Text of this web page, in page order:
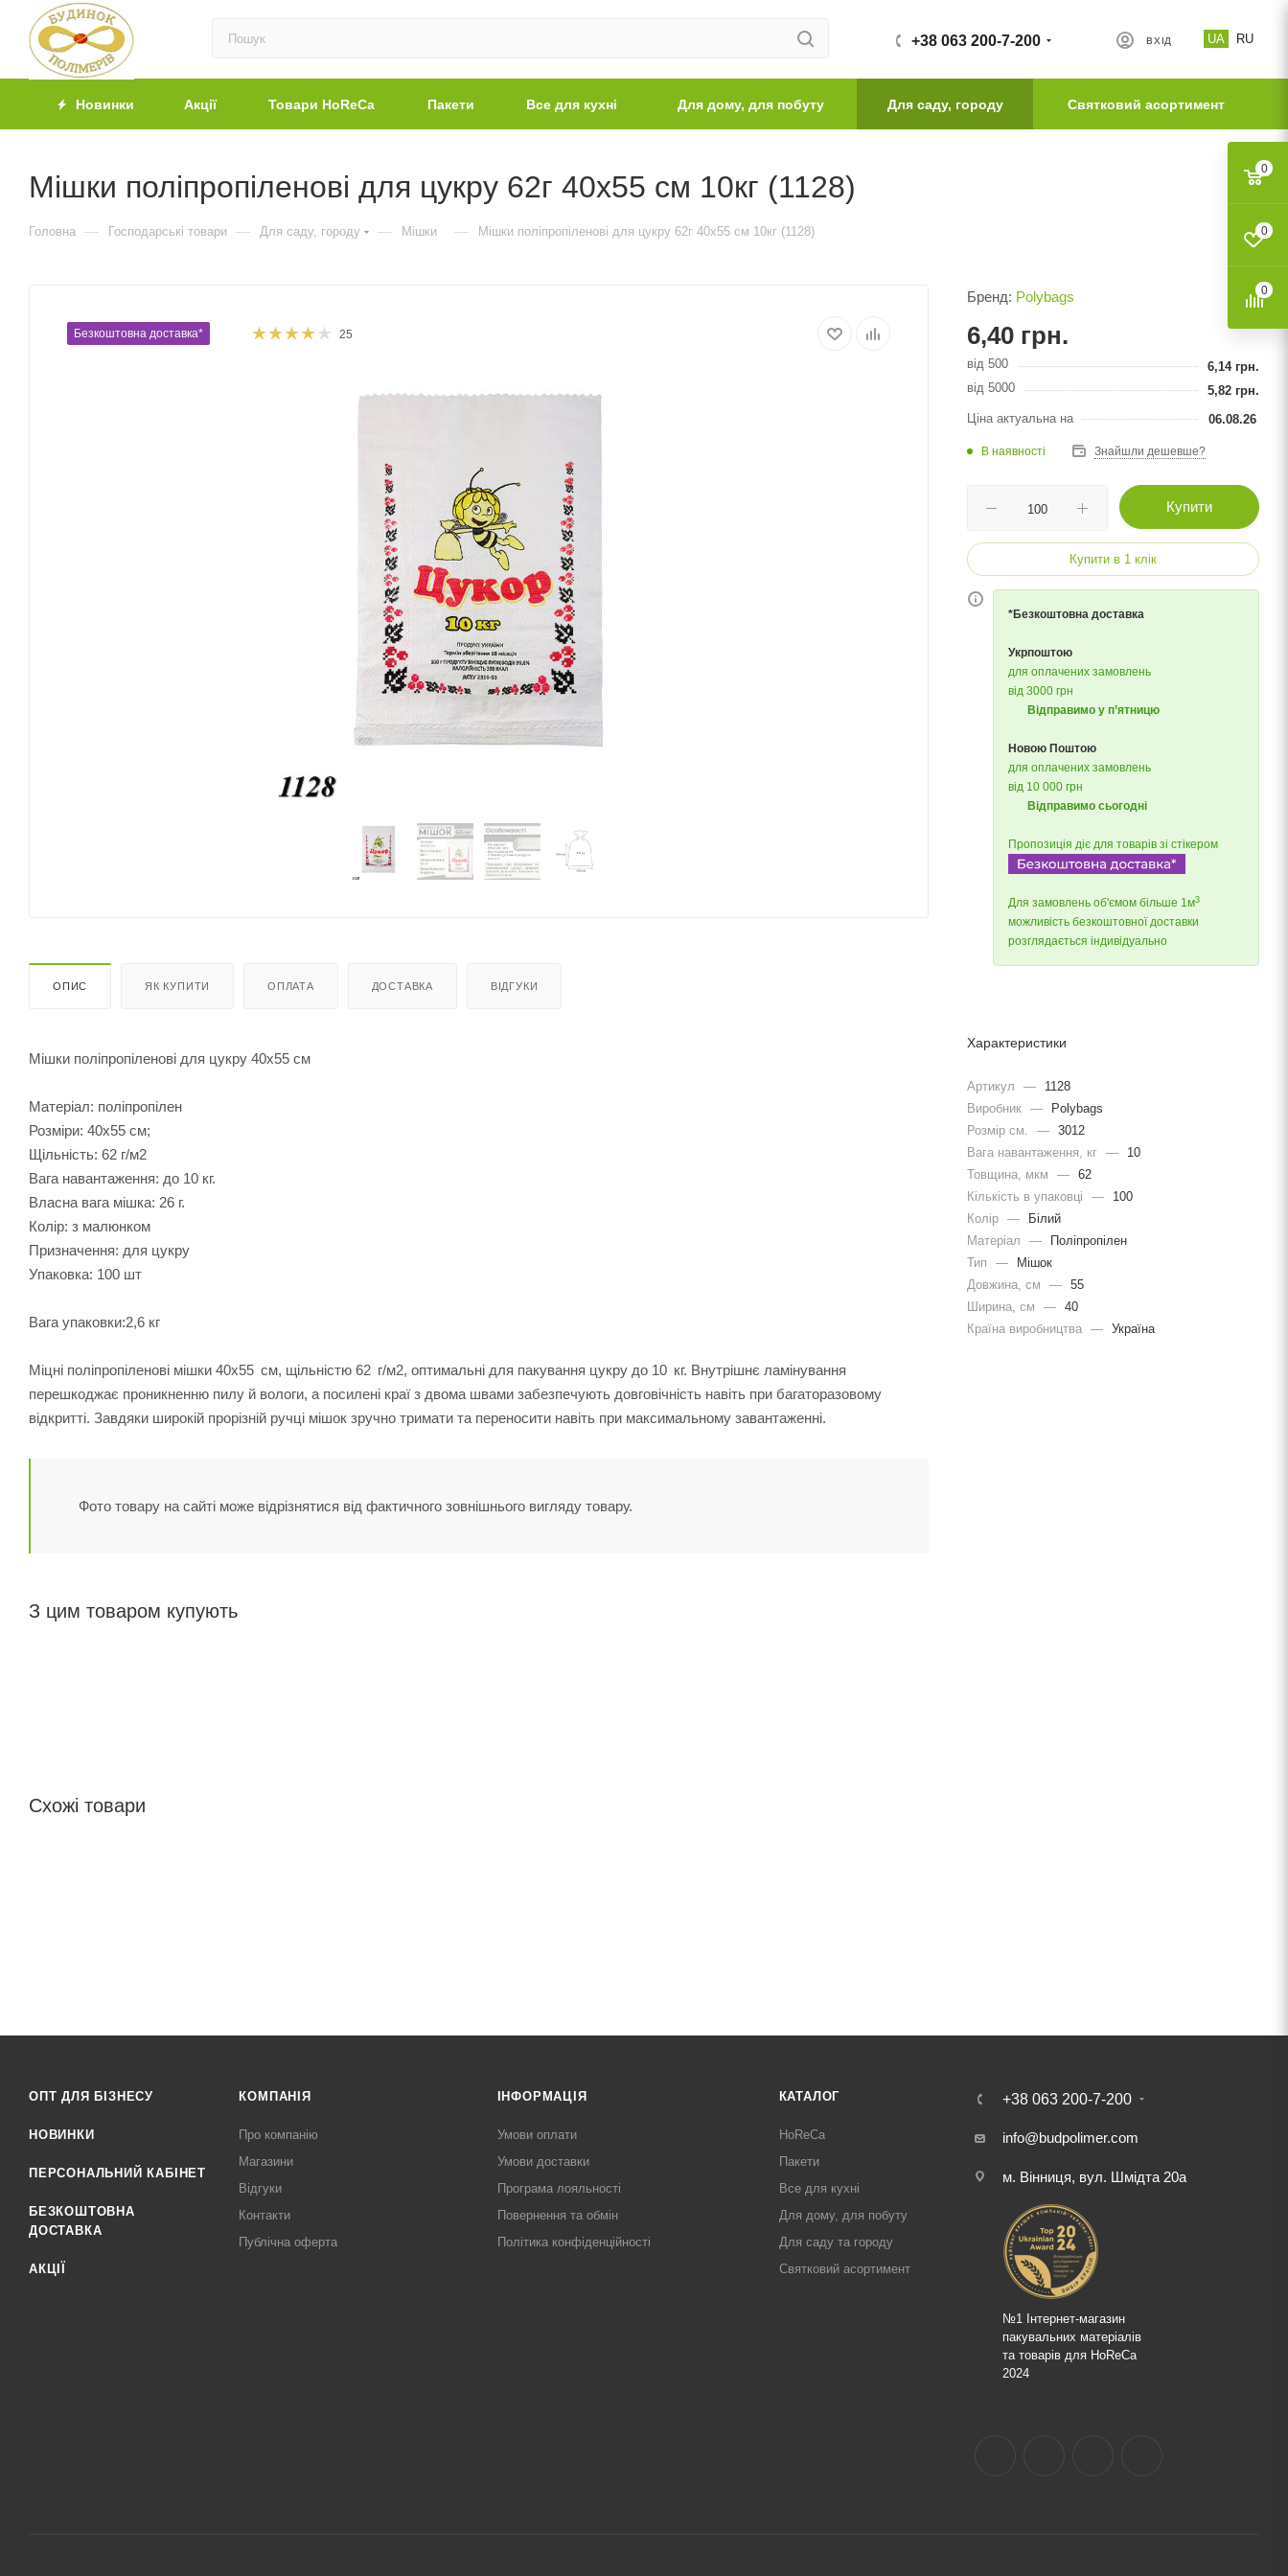
UA RU
ВХІД
+38 063 200-7-200
Новинки Акції Товари HoReCa Пакети Все для кухні Для дому, для побуту Для саду, городу Святковий асортимент
Мішки поліпропіленові для цукру 62г 40х55 см 10кг (1128)
Головна — Господарські товари — Для саду, городу — Мішки — Мішки поліпропіленові для цукру 62г 40х55 см 10кг (1128)
Безкоштовна доставка* 25
ОПИС ЯК КУПИТИ ОПЛАТА ДОСТАВКА ВІДГУКИ
Мішки поліпропіленові для цукру 40х55 см
Матеріал: поліпропілен
Розміри: 40х55 см;
Щільність: 62 г/м2
Вага навантаження: до 10 кг.
Власна вага мішка: 26 г.
Колір: з малюнком
Призначення: для цукру
Упаковка: 100 шт
Вага упаковки:2,6 кг
Міцні поліпропіленові мішки 40х55 см, щільністю 62 г/м2, оптимальні для пакування цукру до 10 кг. Внутрішнє ламінування
перешкоджає проникненню пилу й вологи, а посилені краї з двома швами забезпечують довговічність навіть при багаторазовому
відкритті. Завдяки широкій прорізній ручці мішок зручно тримати та переносити навіть при максимальному завантаженні.
Фото товару на сайті може відрізнятися від фактичного зовнішнього вигляду товару.
З цим товаром купують
Схожі товари
Бренд: Polybags
6,40 грн.
від 500 6,14грн.
від 5000
5,82 грн.
Ціна актуальна на
06.08.26
В наявності Знайшли дешевше?
Купити
Купити в 1 клік
*Безкоштовна доставка
Укрпоштою
для оплачених замовлень
від 3000 грн
Відправимо у п’ятницю
Новою Поштою
для оплачених замовлень
від 10 000 грн
Відправимо сьогодні
Пропозиція діє для товарів зі стікером
Для замовлень об'ємом більше 1м3
можливість безкоштовної доставки
розглядається індивідуально
Характеристики
Артикул —
1128
Виробник —
Polybags
Розмір см.
— 3012
Вага навантаження, кг —
10
Товщина, мкм
— 62
Кількість в упаковці
—
100
Колір —
Білий
Матеріал
—
Поліпропілен
Тип
—
Мішок
Довжина, cм
— 55
Ширина, cм
— 40
Країна виробництва — Україна
ОПТ ДЛЯ БІЗНЕСУ
НОВИНКИ
ПЕРСОНАЛЬНИЙ КАБІНЕТ
БЕЗКОШТОВНА
ДОСТАВКА
АКЦІЇ
КОМПАНІЯ
Про компанію
Магазини
Відгуки
Контакти
Публічна оферта
ІНФОРМАЦІЯ
Умови оплати
Умови доставки
Програма лояльності
Повернення та обмін
Політика конфіденційності
КАТАЛОГ
HoReCa
Пакети
Все для кухні
Для дому, для побуту
Для саду та городу
Святковий асортимент
+38 063 200-7-200
info@budpolimer.com
м. Вінниця, вул. Шмідта 20а
№1 Інтернет-магазин
пакувальних матеріалів
та товарів для HoReCa
2024
0
0
0